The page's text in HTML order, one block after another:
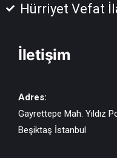
Hürriyet Vefat
İletişim
Adres:
Gayrettepe Mah. Yıldız
Beşiktaş İstanbul